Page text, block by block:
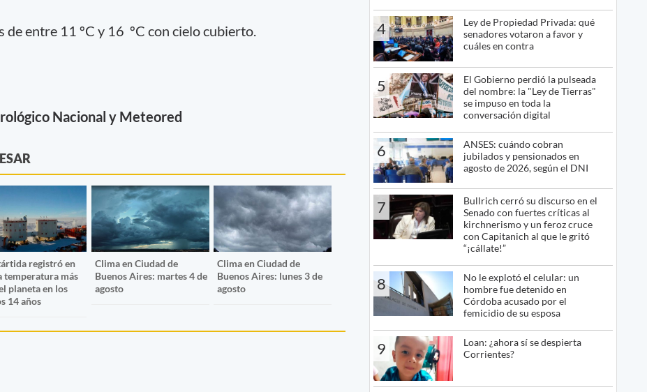
de entre 11 ºC y 16 ºC con cielo cubierto.
Nacional y Meteored
registró en
temperatura más
planeta en los
14 años
Clima en Ciudad de
Buenos Aires: martes 4 de
agosto
Clima en Ciudad de
Buenos Aires: lunes 3 de
agosto
4
Ley de Propiedad Privada: qué
senadores votaron a favor y
cuáles en contra
5
El Gobierno perdió la pulseada
del nombre: la "Ley de Tierras"
se impuso en toda la
conversación digital
6
ANSES: cuándo cobran
jubilados y pensionados en
agosto de 2026, según el DNI
7
Bullrich cerró su discurso en el
Senado con fuertes críticas al
kirchnerismo y un feroz cruce
con Capitanich al que le gritó
“¡cállate!”
8
No le explotó el celular: un
hombre fue detenido en
Córdoba acusado por el
femicidio de su esposa
9
Loan: ¿ahora sí se despierta
Corrientes?